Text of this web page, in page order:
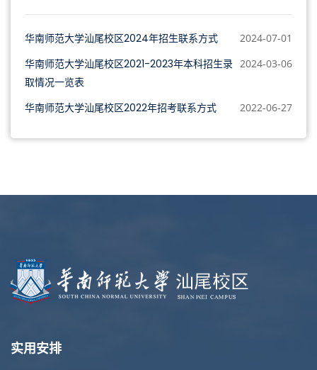
2024-07-01
华南师范大学汕尾校区2024年招生联系方式
2024-03-06
华南师范大学汕尾校区2021-2023年本科招生录
取情况一览表
2022-06-27
华南师范大学汕尾校区2022年招考联系方式
实用安排